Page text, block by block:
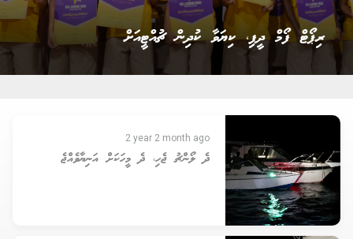
ރައީސް ނަޝީދު އެމްޑީޕީގެ ޗެއާޕާސަން އިންތިޚާބު ކާމިޔާބު
ކުރެއްވުން
2 year 2 month ago
ދެ ލޯންޗު ޖެހި، ދެ މީހަކަށް އަނިޔާވެއްޖެ